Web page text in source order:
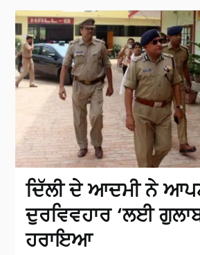
ਦਿੱਲੀ ਦੇ ਆਦਮੀ ਨੇ
ਦੁਰਵਿਵਹਾਰ ‘ਲਈ
ਹਰਾਇਆ